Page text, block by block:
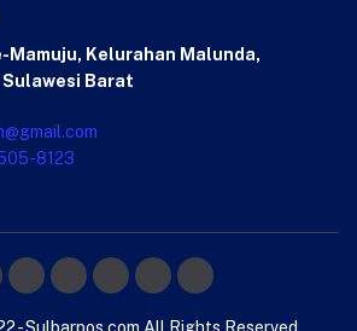
Mamuju, Kelurahan Malunda,
Barat
8123